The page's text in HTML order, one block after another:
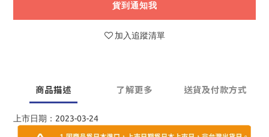
貨到通知我
加入追蹤清單
商品描述 了解更多 送貨及付款方式
上市日期：2023-03-24